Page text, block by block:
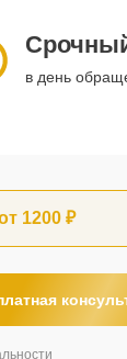
в день
1200 ₽